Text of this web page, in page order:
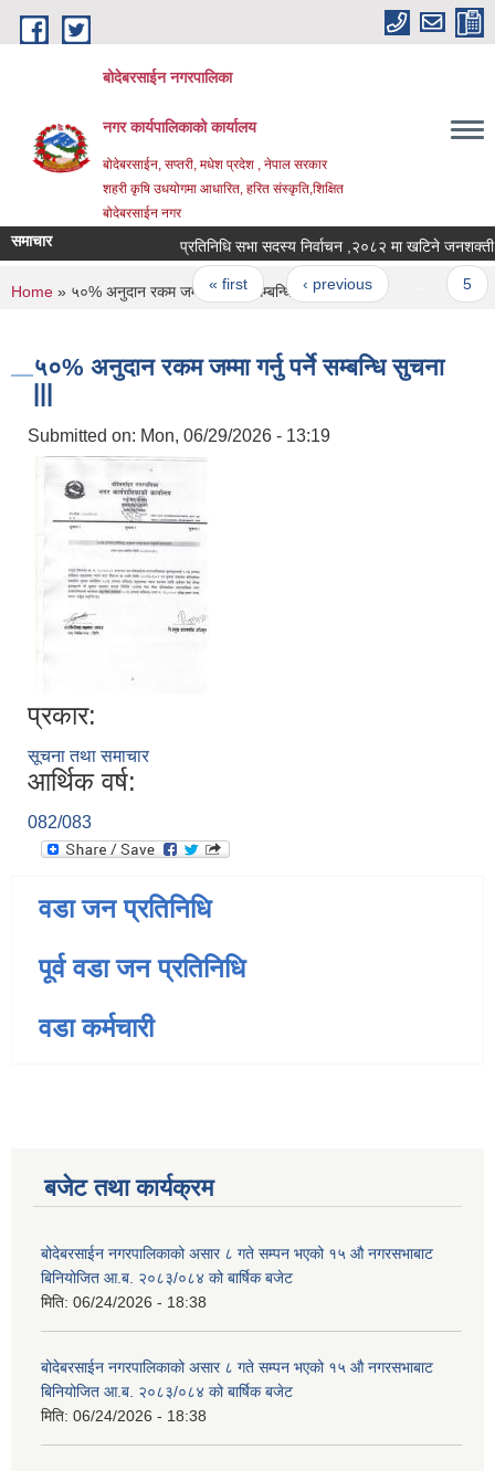
Skip to main content
बोदेबरसाईन नगरपालिका
नगर कार्यपालिकाको कार्यालय
बोदेबरसाईन, सप्तरी, मधेश प्रदेश , नेपाल सरकार
शहरी कृषि उधयोगमा आधारित, हरित संस्कृति,शिक्षित
बोदेबरसाईन नगर
समाचार प्रतिनिधि सभा सदस्य निर्वाचन ,२०८२ मा
Pages
« first ‹ previous
You are here
Home » ५०% अनुदान रकम जम्मा गर्नु पर्ने सम्बन्धि सुचना |||
५०% अनुदान रकम जम्मा गर्नु पर्ने सम्बन्धि सुचना
Submitted on: Mon, 06/29/2026 - 13:19
प्रकार:
सूचना तथा समाचार
आर्थिक वर्ष:
082/083
वडा जन प्रतिनिधि
पूर्व वडा जन प्रतिनिधि
वडा कर्मचारी
बजेट तथा कार्यक्रम
बोदेबरसाईन नगरपालिकाको असार ८ गते सम्पन भएको १५ ‍‍‍औ नगरसभाबाट
बिनियोजित आ.ब. २०८३/०८४ को बार्षिक बजेट
मिति: 06/24/2026 - 18:38
बोदेबरसाईन नगरपालिकाको असार ८ गते सम्पन भएको १५ ‍‍‍औ नगरसभाबाट
बिनियोजित आ.ब. २०८३/०८४ को बार्षिक बजेट
मिति: 06/24/2026 - 18:38